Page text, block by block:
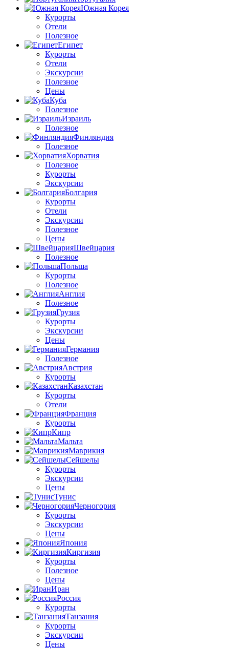
Южная Корея
Курорты
Отели
Полезное
Египет
Курорты
Отели
Экскурсии
Полезное
Цены
Куба
Полезное
Израиль
Полезное
Финляндия
Полезное
Хорватия
Полезное
Курорты
Экскурсии
Болгария
Курорты
Отели
Экскурсии
Полезное
Цены
Швейцария
Полезное
Польша
Курорты
Полезное
Англия
Полезное
Грузия
Курорты
Экскурсии
Цены
Германия
Полезное
Австрия
Курорты
Казахстан
Курорты
Отели
Франция
Курорты
Кипр
Мальта
Маврикия
Сейшелы
Курорты
Экскурсии
Цены
Тунис
Черногория
Курорты
Экскурсии
Цены
Япония
Киргизия
Курорты
Полезное
Цены
Иран
Россия
Курорты
Танзания
Курорты
Экскурсии
Цены